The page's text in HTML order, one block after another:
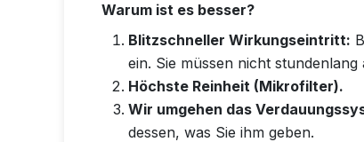
Warum ist es besser?
Blitzschneller Wirkungseintritt:
ein. Sie müssen nicht
Höchste Reinheit (Mikrofilter).
Wir umgehen das
dessen, was Sie ihm geben.